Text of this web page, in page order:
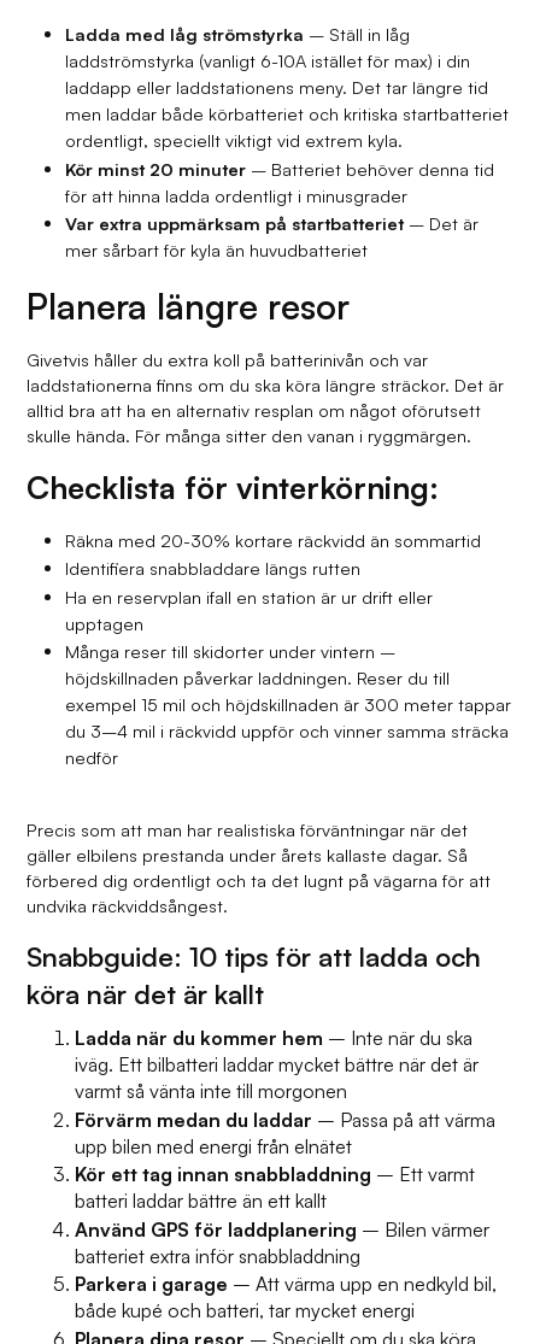
Ladda med låg strömstyrka – Ställ in låg
laddströmstyrka (vanligt 6-10A istället för max) i din
laddapp eller laddstationens meny. Det tar längre tid
men laddar både körbatteriet och kritiska startbatteriet
ordentligt, speciellt viktigt vid extrem kyla.
Kör minst 20 minuter – Batteriet behöver denna tid
för att hinna ladda ordentligt i minusgrader
Var extra uppmärksam på startbatteriet– Det är
mer sårbart för kyla än huvudbatteriet
Planera längre resor
Givetvis håller du extra koll på batterinivån och var
laddstationerna finns om du ska köra längre sträckor. Det är
alltid bra att ha en alternativ resplan om något oförutsett
skulle hända. För många sitter den vanan i ryggmärgen.
Checklista för vinterkörning:
Räkna med 20-30% kortare räckvidd än sommartid
Identifiera snabbladdare längs rutten
Ha en reservplan ifall en station är ur drift eller
upptagen
Många reser till skidorter under vintern –
höjdskillnaden påverkar laddningen. Reser du till
exempel 15 mil och höjdskillnaden är 300 meter tappar
du 3–4 mil i räckvidd uppför och vinner samma sträcka
nedför
Precis som att man har realistiska förväntningar när det
gäller elbilens prestanda under årets kallaste dagar. Så
förbered dig ordentligt och ta det lugnt på vägarna för att
undvika räckviddsångest.
Snabbguide: 10 tips för att ladda och
köra när det är kallt
Ladda när du kommer hem – Inte när du ska
iväg. Ett bilbatteri laddar mycket bättre när det är
varmt så vänta inte till morgonen
Förvärm medan du laddar – Passa på att värma
upp bilen med energi från elnätet
Kör ett tag innan snabbladdning – Ett varmt
batteri laddar bättre än ett kallt
Använd GPS för laddplanering – Bilen värmer
batteriet extra inför snabbladdning
Parkera i garage – Att värma upp en nedkyld bil,
både kupé och batteri, tar mycket energi